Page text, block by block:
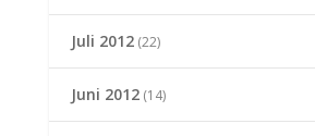
Juli 2012(22)
Juni 2012(14)